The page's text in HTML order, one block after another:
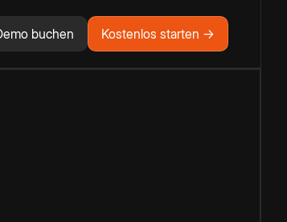
buchen Kostenlos starten →